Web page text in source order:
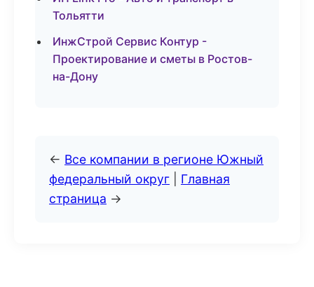
Тольятти
ИнжСтрой Сервис Контур -
Проектирование и сметы в Ростов-
на-Дону
← Все компании в регионе Южный
федеральный округ
Главная
страница →